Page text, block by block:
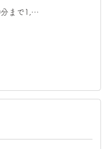
分まで1,…